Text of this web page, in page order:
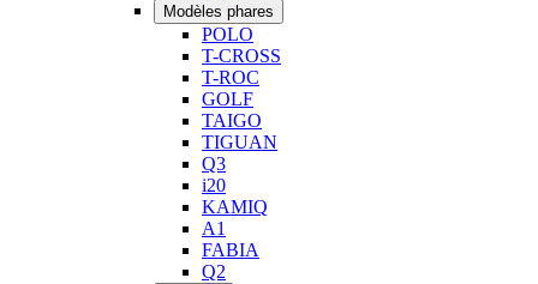
Modèles phares
POLO
T-CROSS
T-ROC
GOLF
TAIGO
TIGUAN
Q3
i20
KAMIQ
A1
FABIA
Q2